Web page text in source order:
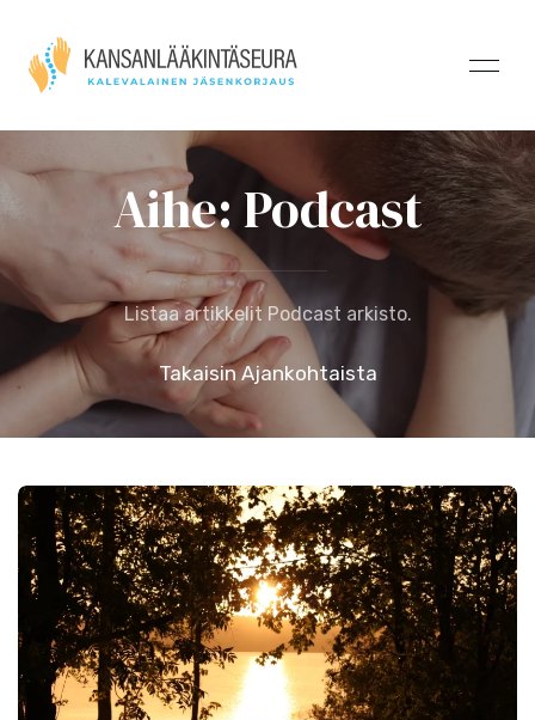
Aihe: Podcast
Listaa artikkelit Podcast arkisto.
Takaisin Ajankohtaista